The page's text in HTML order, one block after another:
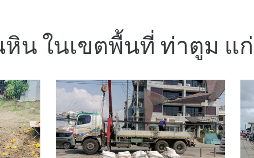
น ในเขตพื้นที่ ท่าตูม แ